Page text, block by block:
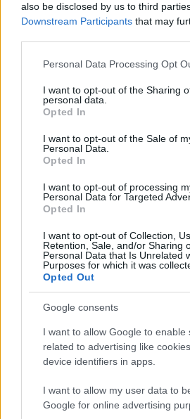
also be disclosed by us to third
Downstream Participants that may
Please note that this website/app
not limited to your visit or usage
grant or deny consent to Google and
use your data for below specified
consent section.
Personal Data Processing Opt
I want to opt-out of the Sharing
personal data.
Opted In
I want to opt-out of the Sale of
Personal Data.
Opted In
I want to opt-out of processing
Personal Data for Targeted
Opted In
I want to opt-out of Collection,
Retention, Sale, and/or Sharing
Personal Data that Is Unrelated
Purposes for which it was
Opted Out
Google consents
I want to allow Google to enable
related to advertising like
device identifiers in apps.
I want to allow my user data to
Google for online advertising
#BULVÁR #MATTHEW PERRY #
HOLLYWOOD # INGATLANELADÁS
JÓBARÁTOK
Népszerű